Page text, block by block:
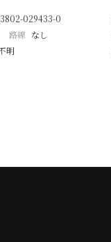
3802-029433-0
路線 なし
明